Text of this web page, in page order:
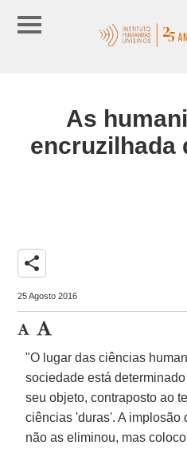
As
encruzilhada
share
25 Agosto 2016
"O lugar das ciências
sociedade está
seu objeto, contraposto ao
ciências 'duras'. A implosão
não as eliminou, mas